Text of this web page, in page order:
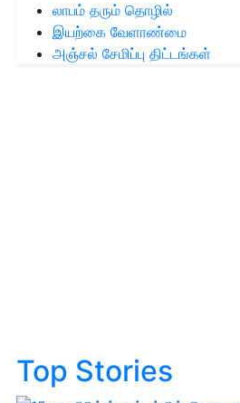
லாபம் தரும் தொழில்
இயற்கை வேளாண்மை
அஞ்சல் சேமிப்பு திட்டங்கள்
Top Stories